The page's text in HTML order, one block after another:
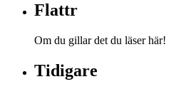
Flattr
Om du gillar det du läser här!
Tidigare